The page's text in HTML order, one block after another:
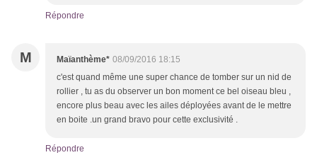
Répondre
M Maïanthème* 08/09/2016 18:15
c'est quand même une super chance de tomber sur un nid de
rollier , tu as du observer un bon moment ce bel oiseau bleu ,
encore plus beau avec les ailes déployées avant de le mettre
en boite .un grand bravo pour cette exclusivité .
Répondre